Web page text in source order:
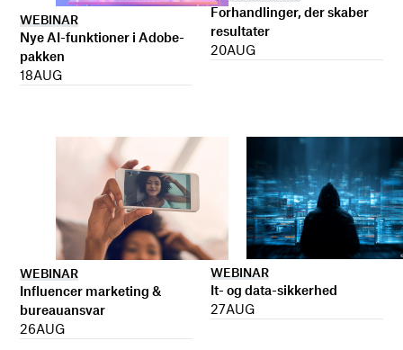
WEBINAR
Nye AI-funktioner i Adobe-
pakken
18AUG
Forhandlinger, der skaber
resultater
20AUG
WEBINAR
Influencer marketing &
bureauansvar
26AUG
WEBINAR
It- og data-sikkerhed
27AUG